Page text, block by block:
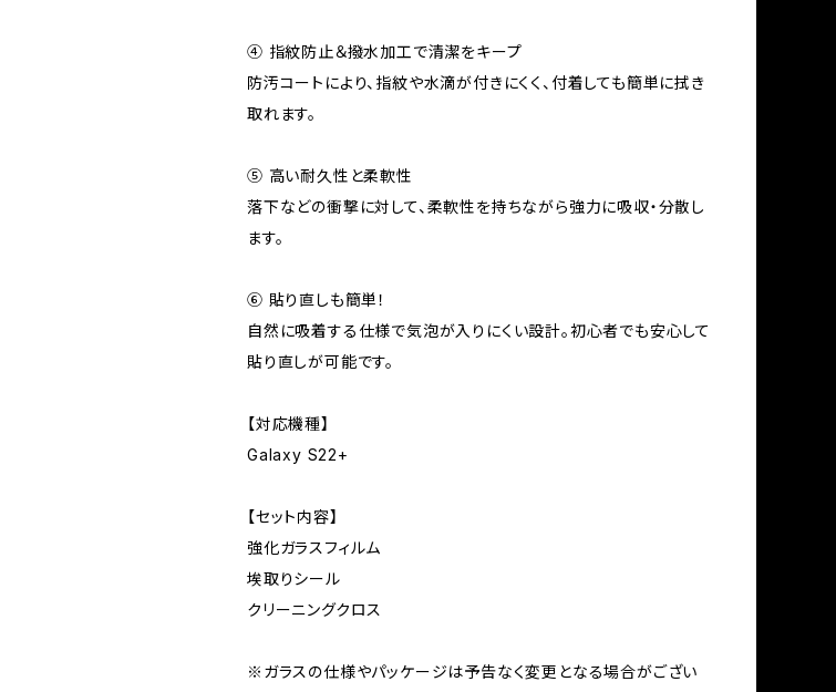
④ 指紋防止＆撥水加工で清潔をキープ
防汚コートにより、指紋や水滴が付きにくく、付着しても簡単に拭き
取れます。
⑤ 高い耐久性と柔軟性
落下などの衝撃に対して、柔軟性を持ちながら強力に吸収・分散し
ます。
⑥ 貼り直しも簡単！
自然に吸着する仕様で気泡が入りにくい設計。初心者でも安心して
貼り直しが可能です。
【対応機種】
Galaxy S22+
【セット内容】
強化ガラスフィルム
埃取りシール
クリーニングクロス
※ガラスの仕様やパッケージは予告なく変更となる場合がござい